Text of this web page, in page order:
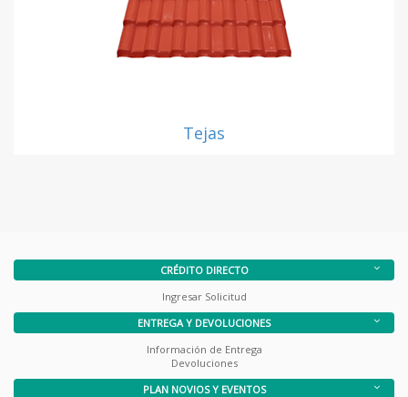
Tejas
CRÉDITO DIRECTO
Ingresar Solicitud
ENTREGA Y DEVOLUCIONES
Información de Entrega
Devoluciones
PLAN NOVIOS Y EVENTOS